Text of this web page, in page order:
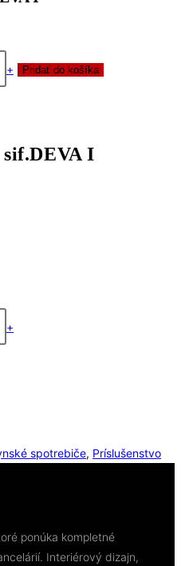
+ Pridať do košíka
I
+
spotrebiče, Príslušenstvo
ponúka kompletné
Interiérový dizajn,